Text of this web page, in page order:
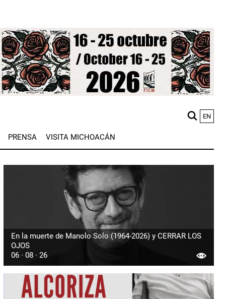
EN
PRENSA VISITA MICHOACÁN
En la muerte de Manolo Solo (1964-2026) y CERRAR LOS
OJOS
06 · 08 · 26